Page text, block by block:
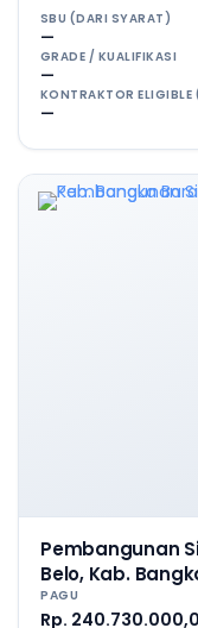
SBU (DARI SYARAT)
—
GRADE / KUALIFIKASI
—
KONTRAKTOR
—
Pembangunan
Belo, Kab.
PAGU
Rp.